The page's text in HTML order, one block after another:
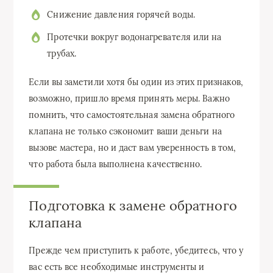
Снижение давления горячей воды.
Протечки вокруг водонагревателя или на
трубах.
Если вы заметили хотя бы один из этих признаков,
возможно, пришло время принять меры. Важно
помнить, что самостоятельная замена обратного
клапана не только сэкономит ваши деньги на
вызове мастера, но и даст вам уверенность в том,
что работа была выполнена качественно.
Подготовка к замене обратного
клапана
Прежде чем приступить к работе, убедитесь, что у
вас есть все необходимые инструменты и